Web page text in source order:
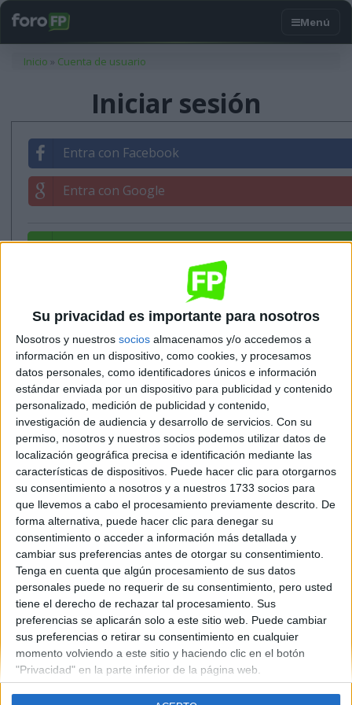
Su privacidad es importante para nosotros
Nosotros y nuestros socios almacenamos y/o accedemos a
información en un dispositivo, como cookies, y procesamos
datos personales, como identificadores únicos e información
estándar enviada por un dispositivo para publicidad y contenido
personalizado, medición de publicidad y contenido,
investigación de audiencia y desarrollo de servicios. Con su
permiso, nosotros y nuestros socios podemos utilizar datos de
localización geográfica precisa e identificación mediante las
características de dispositivos. Puede hacer clic para otorgarnos
su consentimiento a nosotros y a nuestros 1733 socios para
que llevemos a cabo el procesamiento previamente descrito. De
forma alternativa, puede hacer clic para denegar su
consentimiento o acceder a información más detallada y
cambiar sus preferencias antes de otorgar su consentimiento.
Tenga en cuenta que algún procesamiento de sus datos
personales puede no requerir de su consentimiento, pero usted
tiene el derecho de rechazar tal procesamiento. Sus
preferencias se aplicarán solo a este sitio web. Puede cambiar
sus preferencias o retirar su consentimiento en cualquier
momento volviendo a este sitio y haciendo clic en el botón
"Privacidad" en la parte inferior de la página web.
Usted está aquí
Inicio » Cuenta de usuario
Iniciar sesión
Entra con Facebook
Entra con Google
Entrar con tu correo
Contáctanos
Diego de León 47, 28006 Madrid
Phone:+34 91 593 2767
Email: info@forofp.es
Información legal
Aviso legal
Política de privacidad
Condiciones generales de contratación
Política de cookies